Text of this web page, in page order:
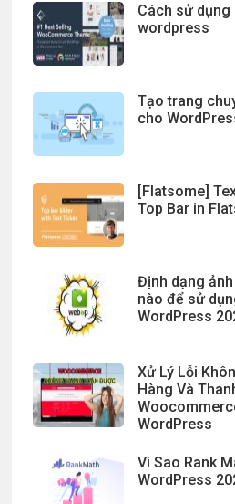
Cách sử dụng
wordpress
Tạo trang
cho
[Flatsome]
Top Bar in
Định dạng
nào để sử
WordPress
Xử Lý Lỗi
Hàng Và
WordPress
Vì Sao Rank
WordPress